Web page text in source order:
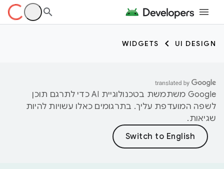
UI DESIGN
WIDGETS
‫Google משתמשת בטכנולוגיית AI כדי לתרגם תוכן
לשפה המועדפת עליך. בתרגומים כאלו עשויות להיות
שגיאות.